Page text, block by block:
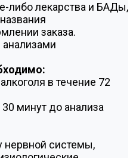
либо лекарства и БАДы,
заказа.
анализами
в течение 72
минут до анализа
нервной системы,